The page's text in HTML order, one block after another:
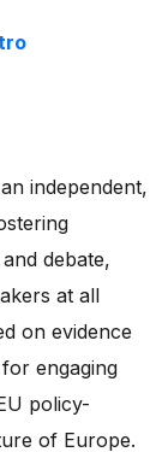
independent,
debate,
at all
on evidence
engaging
policy-
of Europe.